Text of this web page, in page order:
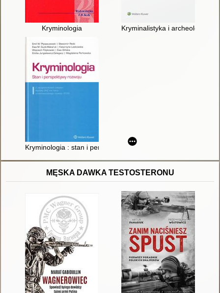
Kryminologia Kryminalistyka i archeologia
Kryminologia : stan i perspektywy rozwoju : z
MĘSKA DAWKA TESTOSTERONU